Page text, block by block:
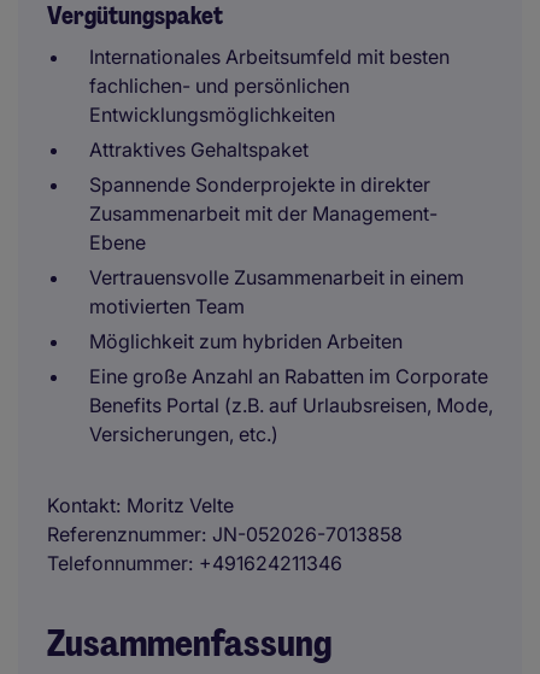
Vergütungspaket
Internationales Arbeitsumfeld mit besten
fachlichen- und persönlichen
Entwicklungsmöglichkeiten
Attraktives Gehaltspaket
Spannende Sonderprojekte in direkter
Zusammenarbeit mit der Management-
Ebene
Vertrauensvolle Zusammenarbeit in einem
motivierten Team
Möglichkeit zum hybriden Arbeiten
Eine große Anzahl an Rabatten im Corporate
Benefits Portal (z.B. auf Urlaubsreisen, Mode,
Versicherungen, etc.)
Kontakt Moritz Velte
Referenznummer JN-052026-7013858
Telefonnummer +491624211346
Zusammenfassung